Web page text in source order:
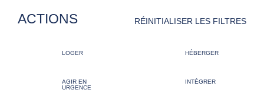
ACTIONS RÉINITIALISER LES FILTRES
LOGER HÉBERGER
AGIR EN
URGENCE
INTÉGRER